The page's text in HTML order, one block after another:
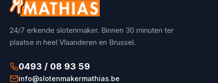
24/7 erkende slotenmaker. Binnen 30 minuten ter
plaatse in heel Vlaanderen en Brussel.
0493 / 08 93 59
info@slotenmakermathias.be